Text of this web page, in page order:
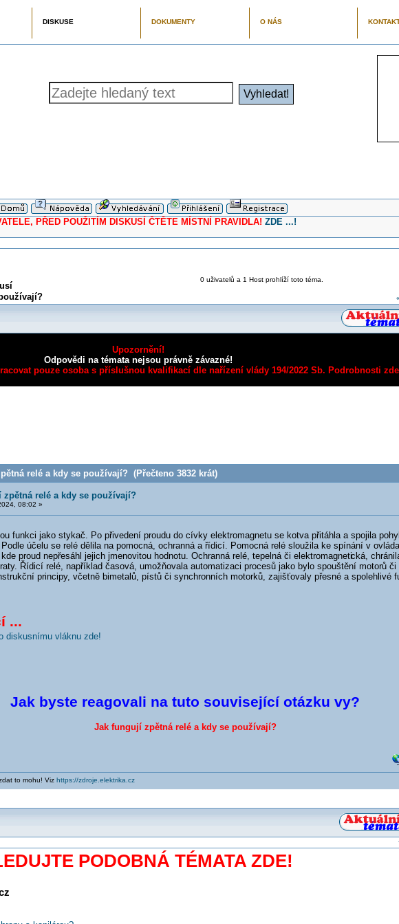
DISKUSE DOKUMENTY O NÁS
PŘED POUŽITÍM DISKUSÍ ČTĚTE MÍSTNÍ PRAVIDLA! ZDE ...!
0 uživatelů a 1 Host prohlíží toto téma.
Upozornění!
Odpovědi na témata nejsou právně závazné!
pouze osoba s příslušnou kvalifikací dle nařízení vlády 194/2022 Sb. Podrobnosti
relé a kdy se používají? (Přečteno 3832 krát)
zpětná relé a kdy se používají?
08:02 »
funkci jako stykač. Po přivedení proudu do cívky elektromagnetu se kotva přitáhla a spojila
účelu se relé dělila na pomocná, ochranná a řídicí. Pomocná relé sloužila ke spínání v
proud nepřesáhl jejich jmenovitou hodnotu. Ochranná relé, tepelná či elektromagnetická,
Řídicí relé, například časová, umožňovala automatizaci procesů jako bylo spouštění motorů či
principy, včetně bimetalů, pístů či synchronních motorků, zajišťovaly přesné a spolehlivé
...
diskusnímu vláknu zde!
Jak byste reagovali na tuto související otázku vy?
Jak fungují zpětná relé a kdy se používají?
to mohu! Viz https://zdroje.elektrika.cz
PODOBNÁ TÉMATA ZDE!